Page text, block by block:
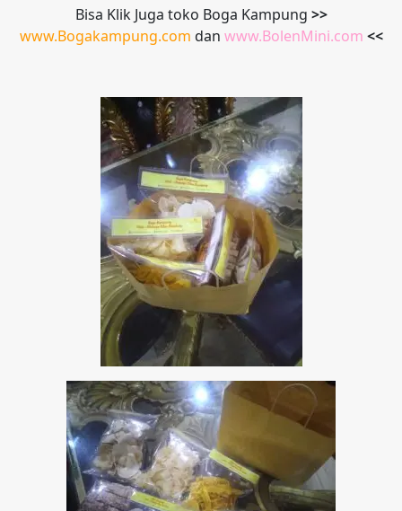
Bisa Klik Juga toko Boga Kampung >>
www.Bogakampung.com dan www.BolenMini.com <<